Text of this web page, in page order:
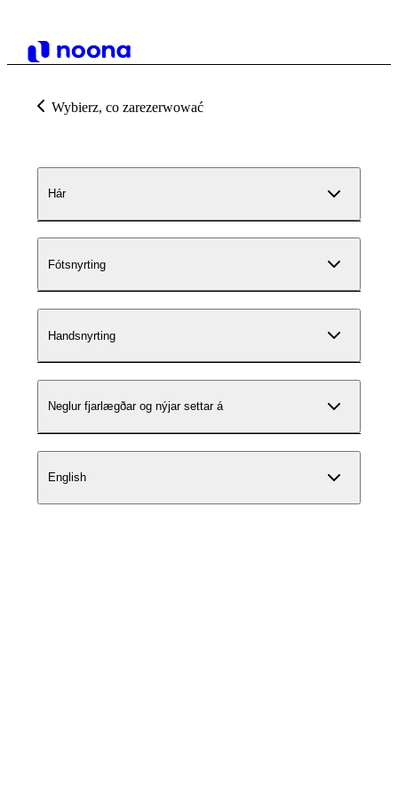
Wybierz, co zarezerwować
Hár
Fótsnyrting
Handsnyrting
Neglur fjarlægðar og nýjar settar á
English